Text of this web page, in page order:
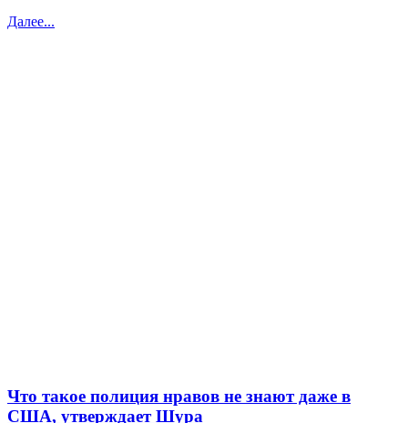
Далее...
Что такое полиция нравов не знают даже в
США, утверждает Шура